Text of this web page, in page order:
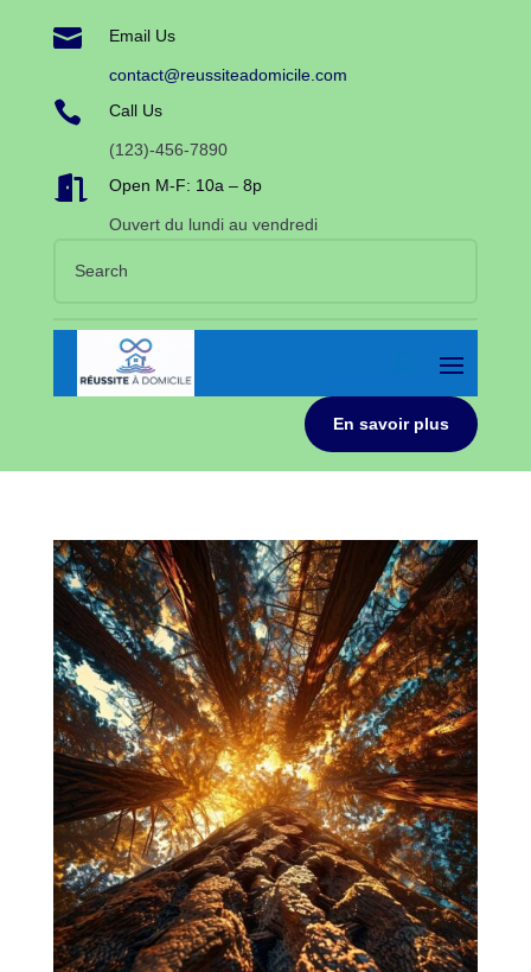
 Email Us
contact@reussiteadomicile.com
 Call Us
(123)-456-7890
 Open M-F: 10a – 8p
Ouvert du lundi au vendredi
En savoir plus